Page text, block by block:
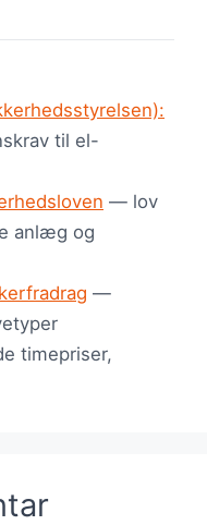
til el-
— lov
anlæg og
—
timepriser,